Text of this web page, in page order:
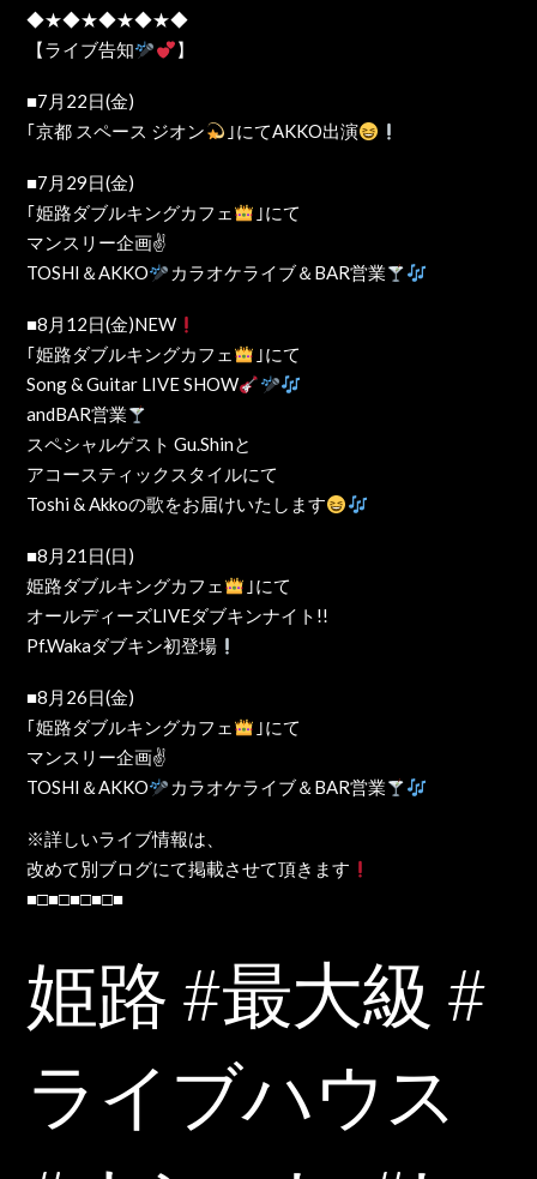
◆★◆★◆★◆★◆
【ライブ告知
】
■7月22日(金)
｢京都 スペース ジオン
｣にてAKKO出演
■7月29日(金)
｢姫路ダブルキングカフェ
｣にて
マンスリー企画✌️
TOSHI＆AKKO
カラオケライブ＆BAR営業
■8月12日(金)NEW
｢姫路ダブルキングカフェ
｣にて
Song & Guitar LIVE SHOW
andBAR営業
スペシャルゲスト Gu.Shinと
アコースティックスタイルにて
Toshi & Akkoの歌をお届けいたします
■8月21日(日)
姫路ダブルキングカフェ
｣にて
オールディーズLIVEダブキンナイト!!
Pf.Wakaダブキン初登場
■8月26日(金)
｢姫路ダブルキングカフェ
｣にて
マンスリー企画✌️
TOSHI＆AKKO
カラオケライブ＆BAR営業
※詳しいライブ情報は、
改めて別ブログにて掲載させて頂きます
■□■□■□■□■
姫路 #最大級 #
ライブハウス